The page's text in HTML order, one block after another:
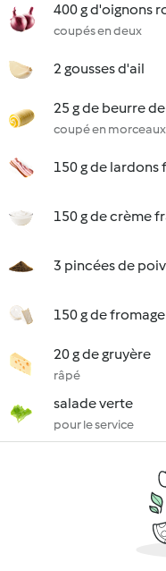
400 g d'oignons
coupés en deux
2 gousses d'ail
25 g de beurre
coupé en morceaux
150 g de lardons
150 g de crème
3 pincées de
150 g de
20 g de gruyère
râpé
salade verte
pour le service